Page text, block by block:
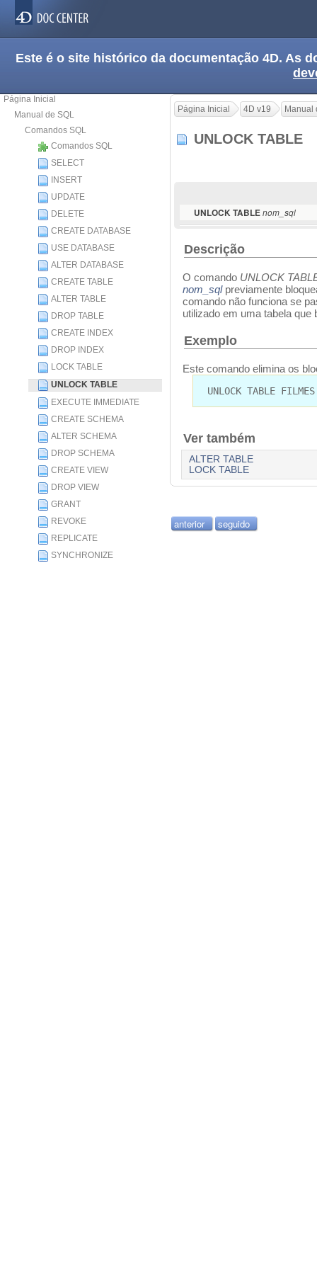
Este é o site histórico da documentação 4D. As
Página Inicial
Manual de SQL
Comandos SQL
Comandos SQL
SELECT
INSERT
UPDATE
DELETE
CREATE DATABASE
USE DATABASE
ALTER DATABASE
CREATE TABLE
ALTER TABLE
DROP TABLE
CREATE INDEX
DROP INDEX
LOCK TABLE
UNLOCK TABLE
EXECUTE IMMEDIATE
CREATE SCHEMA
ALTER SCHEMA
DROP SCHEMA
CREATE VIEW
DROP VIEW
GRANT
REVOKE
REPLICATE
SYNCHRONIZE
Página Inicial 4D v19 Manual
UNLOCK TABLE
UNLOCK TABLEnom_sql
Descrição
O comando UNLOCK
nom_sqlpreviamente
comando não funciona se
utilizado em uma tabela que
Exemplo
Este comando elimina os
UNLOCK TABLE FILMES
Ver também
ALTER TABLE
LOCK TABLE
anterior seguido